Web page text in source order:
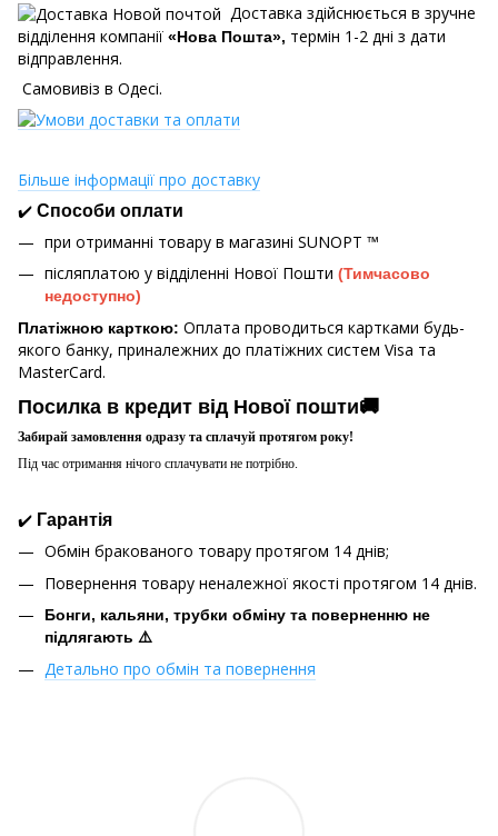
Доставка здійснюється в зручне
відділення компанії «Нова Пошта», термін 1-2 дні з дати
відправлення.
Самовивіз в Одесі.
Більше інформації про доставку
✔️ Способи оплати
при отриманні товару в магазині SUNOPT ™
післяплатою у відділенні Нової Пошти (Тимчасово
недоступно)
Платіжною карткою: Оплата проводиться картками будь-
якого банку, приналежних до платіжних систем Visa та
MasterCard.
Посилка в кредит від Нової пошти🚚
Забирай замовлення одразу та сплачуй протягом року!
Під час отримання нічого сплачувати не потрібно.
✔️ Гарантія
Обмін бракованого товару протягом 14 днів;
Повернення товару неналежної якості протягом 14 днів.
Бонги, кальяни, трубки обміну та поверненню не
підлягають ⚠️
Детально про обмін та повернення